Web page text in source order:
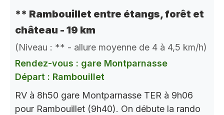
** Rambouillet entre étangs, forêt et
château - 19 km
(Niveau : ** - allure moyenne de 4 à 4,5 km/h)
Rendez-vous : gare Montparnasse
Départ : Rambouillet
RV à 8h50 gare Montparnasse TER à 9h06
pour Rambouillet (9h40). On débute la rando